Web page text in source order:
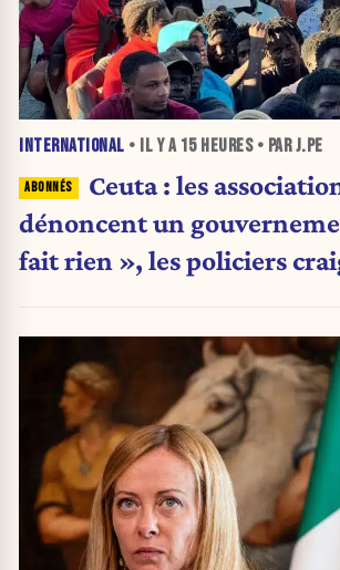
INTERNATIONAL • IL Y A 15 HEURES• PAR J.PE
Ceuta : les
dénoncent un
fait rien », les policiers